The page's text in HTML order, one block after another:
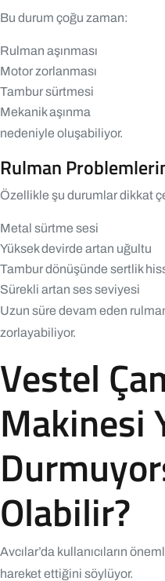
Bu durum çoğu zaman:
Rulman aşınması
Motor zorlanması
Tambur sürtmesi
Mekanik aşınma
nedeniyle oluşabiliyor.
Rulman
Özellikle şu durumlar dikkat
Metal sürtme sesi
Yüksek devirde artan uğultu
Tambur dönüşünde sertlik
Sürekli artan ses seviyesi
Uzun süre devam eden
zorlayabiliyor.
Vestel
Makinesi
Olabilir?
Avcılar’da kullanıcıların
hareket ettiğini söylüyor.